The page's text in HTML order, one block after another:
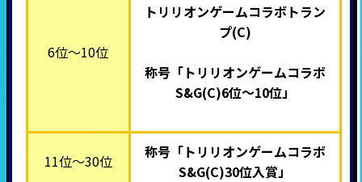
6位～10位
トリリオンゲームコラボトラン
プ(C)
称号「トリリオンゲームコラボ
S&G(C)6位～10位」
11位～30位
称号「トリリオンゲームコラボ
S&G(C)30位入賞」